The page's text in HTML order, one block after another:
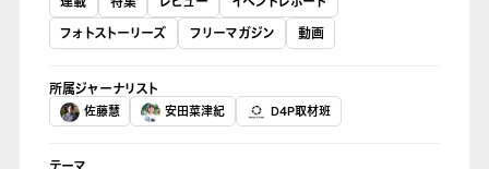
フォトストーリーズ
フリーマガジン 動画
所属ジャーナリスト
佐藤慧 安田菜津紀 D4P取材班